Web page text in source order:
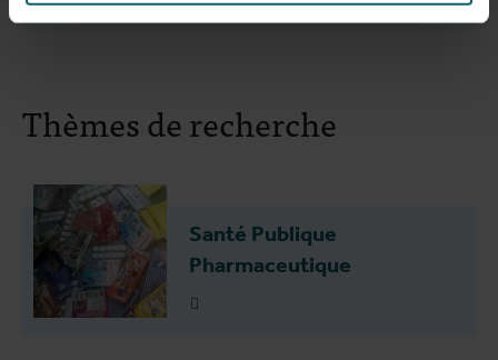
Thèmes de recherche
Santé Publique
Pharmaceutique
Plus d'info